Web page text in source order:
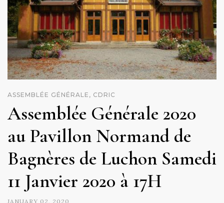
ASSEMBLÉE GÉNÉRALE, CDRIC
Assemblée Générale 2020
au Pavillon Normand de
Bagnères de Luchon Samedi
11 Janvier 2020 à 17H
JANUARY 02, 2020